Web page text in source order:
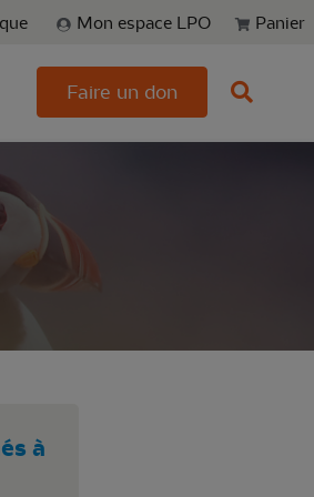
Mon espace LPO Panier
Faire un don
à